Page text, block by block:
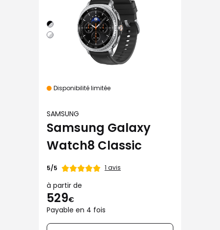
Disponibilité limitée
SAMSUNG
Samsung Galaxy
Watch8 Classic
Note
5/5 1 avis
à partir de
529€
Payable en 4 fois